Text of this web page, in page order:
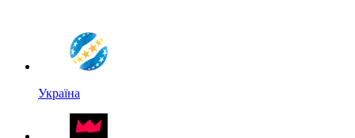
Україна